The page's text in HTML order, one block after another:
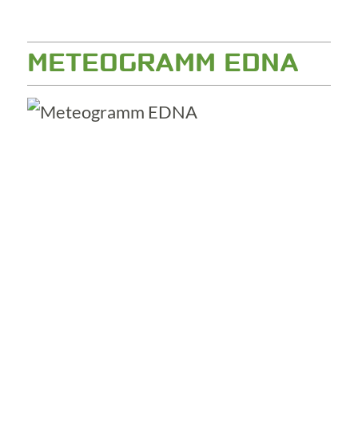
METEOGRAMM EDNA